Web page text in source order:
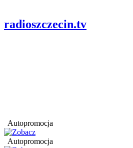
radioszczecin.tv
Autopromocja
Autopromocja